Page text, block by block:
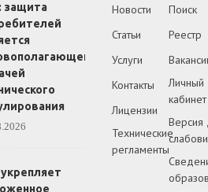
защита
Новости
Статьи
Услуги
Контакты
Лицензии
Технические
регламенты
Поиск
Реестр
Личный
кабинет
Версия